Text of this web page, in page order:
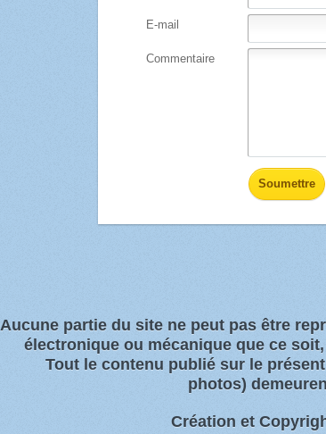
E-mail
Commentaire
Aucune partie du site ne peut pas être
électronique ou mécanique que ce
Tout le contenu publié sur le
photos)
Création et